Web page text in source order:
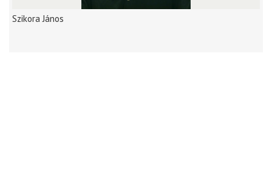
Szikora János